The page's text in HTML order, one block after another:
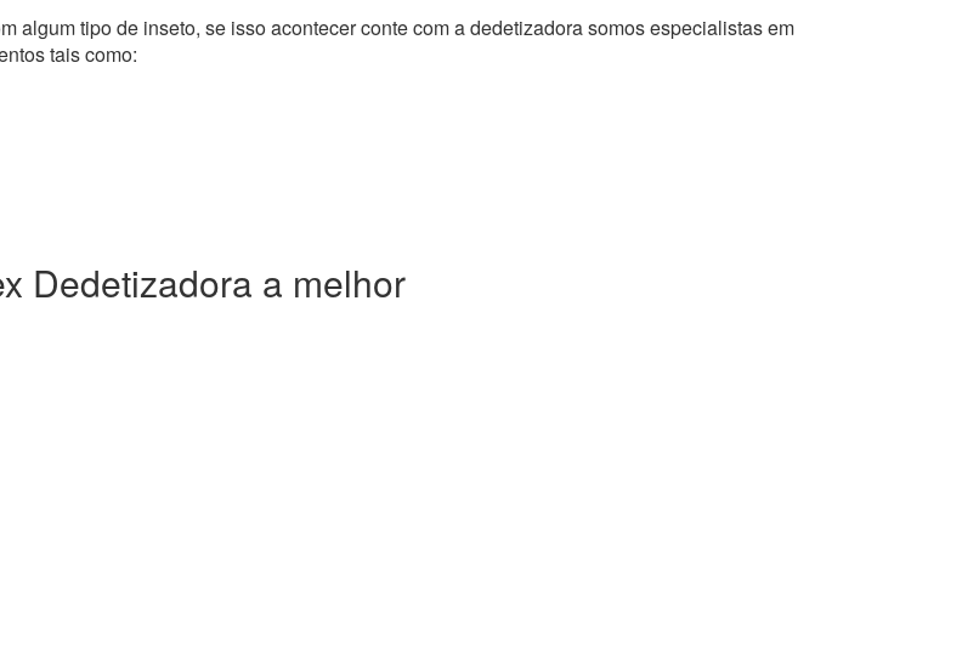
algum tipo de inseto, se isso acontecer conte com a dedetizadora somos especialistas em
tais como:
Dedetizadora a melhor